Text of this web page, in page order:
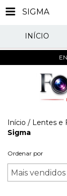
SIGMA
INÍCIO
Início / Lentes e
Sigma
Ordenar por